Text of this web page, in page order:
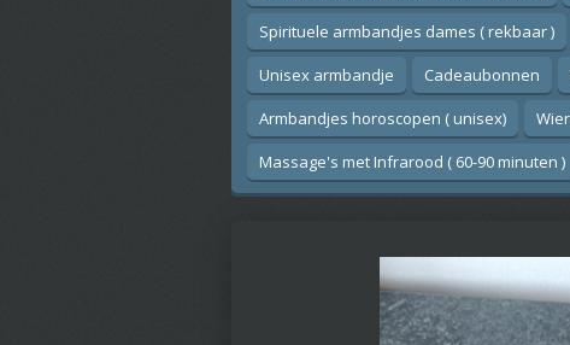
Spirituele armbandjes dames ( rekbaar )
Unisex armbandje
Cadeaubonnen
Armbandjes horoscopen ( unisex)
Massage's met Infrarood ( 60-90 minuten )